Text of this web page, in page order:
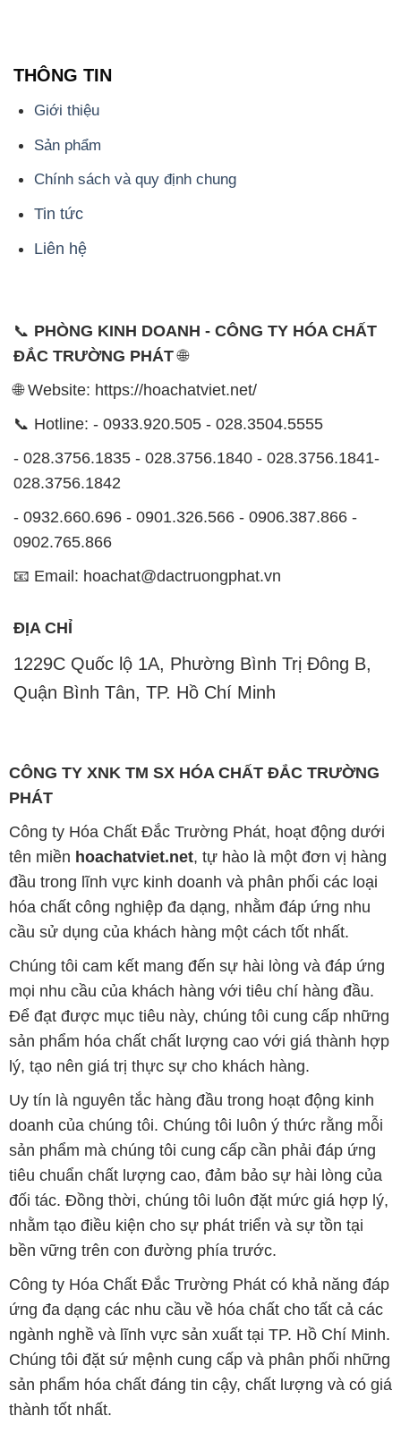
THÔNG TIN
Giới thiệu
Sản phẩm
Chính sách và quy định chung
Tin tức
Liên hệ
📞 PHÒNG KINH DOANH - CÔNG TY HÓA CHẤT
ĐẮC TRƯỜNG PHÁT🌐
🌐 Website: https://hoachatviet.net/
📞 Hotline: - 0933.920.505 - 028.3504.5555
- 028.3756.1835 - 028.3756.1840 - 028.3756.1841-
028.3756.1842
- 0932.660.696 - 0901.326.566 - 0906.387.866 -
0902.765.866
📧 Email: hoachat@dactruongphat.vn
ĐỊA CHỈ
1229C Quốc lộ 1A, Phường Bình Trị Đông B,
Quận Bình Tân, TP. Hồ Chí Minh
CÔNG TY XNK TM SX HÓA CHẤT ĐẮC TRƯỜNG
PHÁT
Công ty Hóa Chất Đắc Trường Phát, hoạt động dưới
tên miền hoachatviet.net, tự hào là một đơn vị hàng
đầu trong lĩnh vực kinh doanh và phân phối các loại
hóa chất công nghiệp đa dạng, nhằm đáp ứng nhu
cầu sử dụng của khách hàng một cách tốt nhất.
Chúng tôi cam kết mang đến sự hài lòng và đáp ứng
mọi nhu cầu của khách hàng với tiêu chí hàng đầu.
Để đạt được mục tiêu này, chúng tôi cung cấp những
sản phẩm hóa chất chất lượng cao với giá thành hợp
lý, tạo nên giá trị thực sự cho khách hàng.
Uy tín là nguyên tắc hàng đầu trong hoạt động kinh
doanh của chúng tôi. Chúng tôi luôn ý thức rằng mỗi
sản phẩm mà chúng tôi cung cấp cần phải đáp ứng
tiêu chuẩn chất lượng cao, đảm bảo sự hài lòng của
đối tác. Đồng thời, chúng tôi luôn đặt mức giá hợp lý,
nhằm tạo điều kiện cho sự phát triển và sự tồn tại
bền vững trên con đường phía trước.
Công ty Hóa Chất Đắc Trường Phát có khả năng đáp
ứng đa dạng các nhu cầu về hóa chất cho tất cả các
ngành nghề và lĩnh vực sản xuất tại TP. Hồ Chí Minh.
Chúng tôi đặt sứ mệnh cung cấp và phân phối những
sản phẩm hóa chất đáng tin cậy, chất lượng và có giá
thành tốt nhất.